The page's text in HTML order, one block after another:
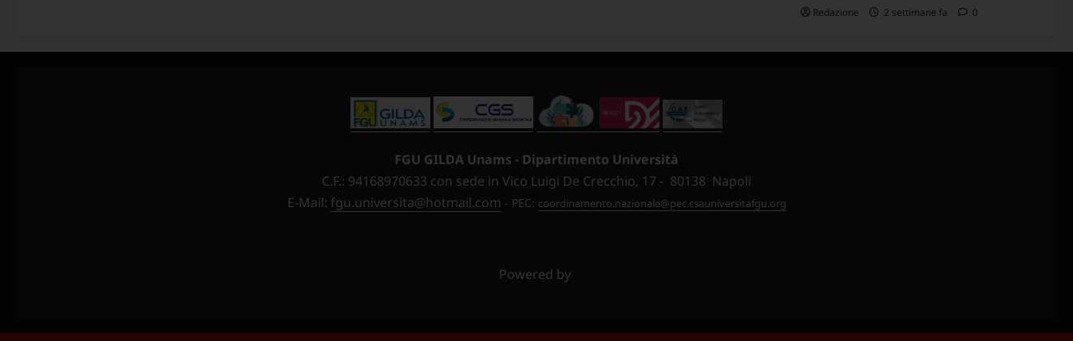
Redazione 2 settimane fa 0
FGU GILDA Unams - Dipartimento Università
C.F.: 94168970633 con sede in Vico Luigi De Crecchio, 17 - 80138 Napoli
E-Mail: fgu.universita@hotmail.com - PEC: coordinamento.nazionale@pec.csauniversitafgu.org
Powered by